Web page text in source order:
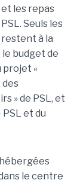
les repas
Seuls les
à la
budget de
projet «
des
» de PSL, et
PSL et du
le centre